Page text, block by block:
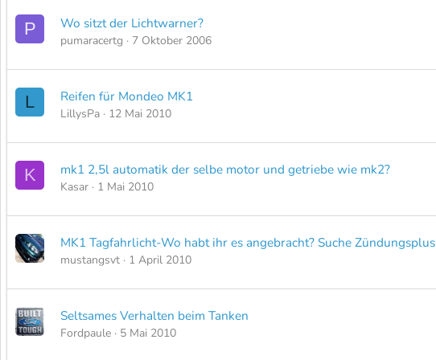
P Wo sitzt der Lichtwarner?
pumaracertg 7 Oktober 2006
L Reifen für Mondeo MK1
LillysPa 12 Mai 2010
K mk1 2,5l automatik der selbe motor und getriebe wie mk2?
Kasar 1 Mai 2010
MK1 Tagfahrlicht-Wo habt ihr es angebracht? Suche Zündungsplus
mustangsvt 1 April 2010
Seltsames Verhalten beim Tanken
Fordpaule 5 Mai 2010